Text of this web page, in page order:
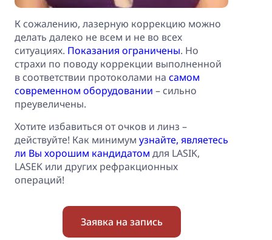
К сожалению, лазерную коррекцию можно
делать далеко не всем и не во всех
ситуациях. Показания ограничены. Но
страхи по поводу коррекции выполненной
в соответствии протоколами на самом
современном оборудовании – сильно
преувеличены.
Хотите избавиться от очков и линз –
действуйте! Как минимум узнайте, являетесь
ли Вы хорошим кандидатом для LASIK,
LASEK или других рефракционных
операций!
Заявка на запись